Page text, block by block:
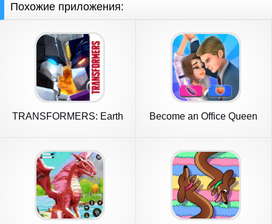
Похожие приложения:
TRANSFORMERS: Earth
Become an Office Queen